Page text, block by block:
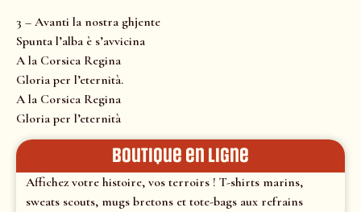
3 – Avanti la nostra ghjente
Spunta l’alba è s’avvicina
A la Corsica Regina
Gloria per l’eternità.
A la Corsica Regina
Gloria per l’eternità
Boutique en ligne
Affichez votre histoire, vos terroirs ! T-shirts marins,
sweats scouts, mugs bretons et tote-bags aux refrains